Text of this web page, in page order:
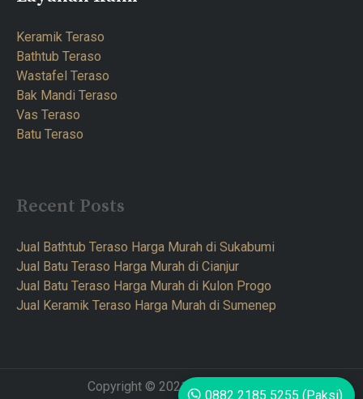
Keramik Teraso
Bathtub Teraso
Wastafel Teraso
Bak Mandi Teraso
Vas Teraso
Batu Teraso
Recent Posts
Jual Bathtub Teraso Harga Murah di Sukabumi
Jual Batu Teraso Harga Murah di Cianjur
Jual Batu Teraso Harga Murah di Kulon Progo
Jual Keramik Teraso Harga Murah di Sumenep
Copyright © 2021 Teraso Furnitur
0882 2185 5255 (Paksi)